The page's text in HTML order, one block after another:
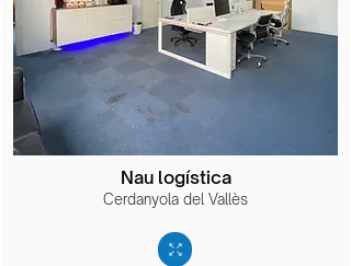
Nau logística
Cerdanyola del Vallès